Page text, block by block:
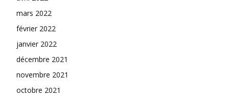
mars 2022
février 2022
janvier 2022
décembre 2021
novembre 2021
octobre 2021